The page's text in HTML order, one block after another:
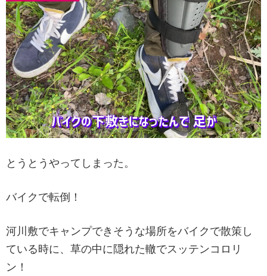
とうとうやってしまった。
バイクで転倒！
河川敷でキャンプできそうな場所をバイクで散策し
ている時に、草の中に隠れた轍でスッテンコロリ
ン！